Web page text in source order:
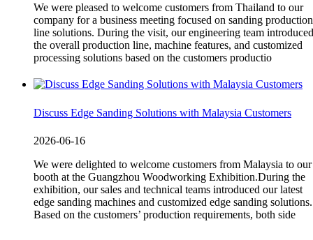
We were pleased to welcome customers from Thailand to our
company for a business meeting focused on sanding production
line solutions. During the visit, our engineering team introduced
the overall production line, machine features, and customized
processing solutions based on the customers productio
Discuss Edge Sanding Solutions with Malaysia Customers
2026-06-16
We were delighted to welcome customers from Malaysia to our
booth at the Guangzhou Woodworking Exhibition.During the
exhibition, our sales and technical teams introduced our latest
edge sanding machines and customized edge sanding solutions.
Based on the customers’ production requirements, both side